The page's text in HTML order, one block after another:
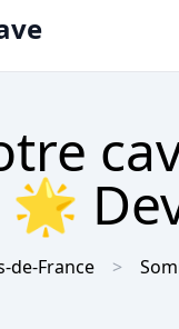
🌟
de-France